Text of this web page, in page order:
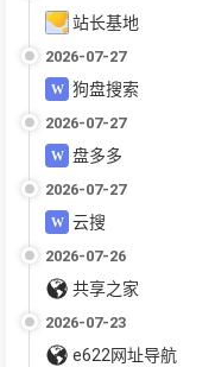
站长基地
2026-07-27
狗盘搜索
2026-07-27
盘多多
2026-07-27
云搜
2026-07-26
共享之家
2026-07-23
e622网址导航